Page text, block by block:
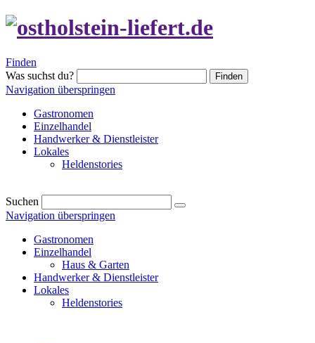
Finden
Was suchst du?
Finden
Navigation überspringen
Gastronomen
Einzelhandel
Handwerker & Dienstleister
Lokales
Heldenstories
Suchen
Navigation überspringen
Gastronomen
Einzelhandel
Haus & Garten
Handwerker & Dienstleister
Lokales
Heldenstories